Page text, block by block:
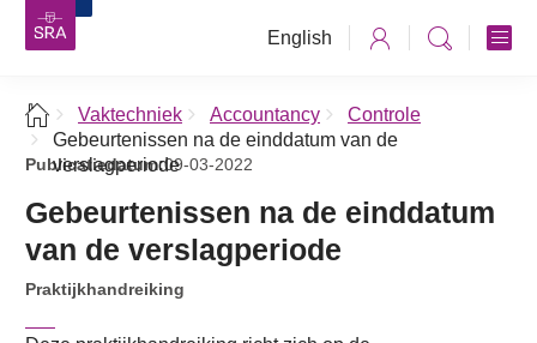
English
Vaktechniek Accountancy
Controle
Gebeurtenissen na de einddatum van de
verslagperiode
Publicatiedatum:09-03-2022
Gebeurtenissen na de einddatum
van de verslagperiode
Praktijkhandreiking